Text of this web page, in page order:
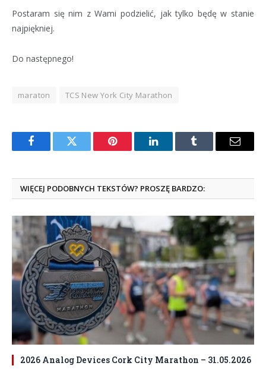
Postaram się nim z Wami podzielić, jak tylko będę w stanie
najpiękniej.
Do następnego!
maraton TCS New York City Marathon
FacebookTwitter Pinterest LinkedInTumblr Email
WIĘCEJ PODOBNYCH TEKSTÓW? PROSZĘ BARDZO:
2026 Analog Devices Cork City Marathon – 31.05.2026